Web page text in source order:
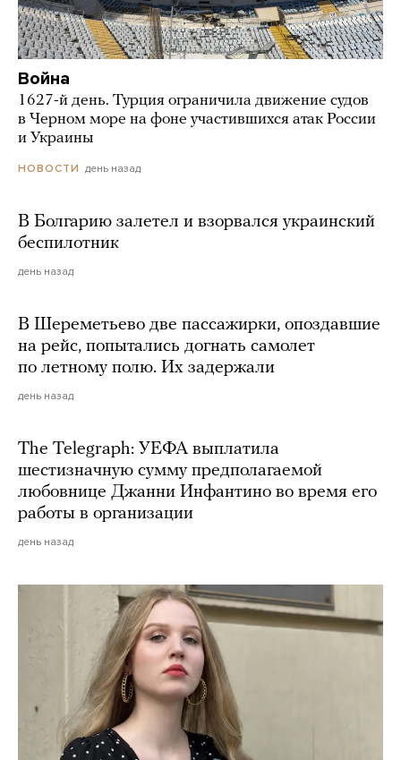
Война
1627-й день. Турция ограничила движение судов
в Черном море на фоне участившихся атак России
и Украины
НОВОСТИ день назад
В Болгарию залетел и взорвался украинский
беспилотник
день назад
В Шереметьево две пассажирки, опоздавшие
на рейс, попытались догнать самолет
по летному полю. Их задержали
день назад
The Telegraph: УЕФА выплатила
шестизначную сумму предполагаемой
любовнице Джанни Инфантино во время его
работы в организации
день назад